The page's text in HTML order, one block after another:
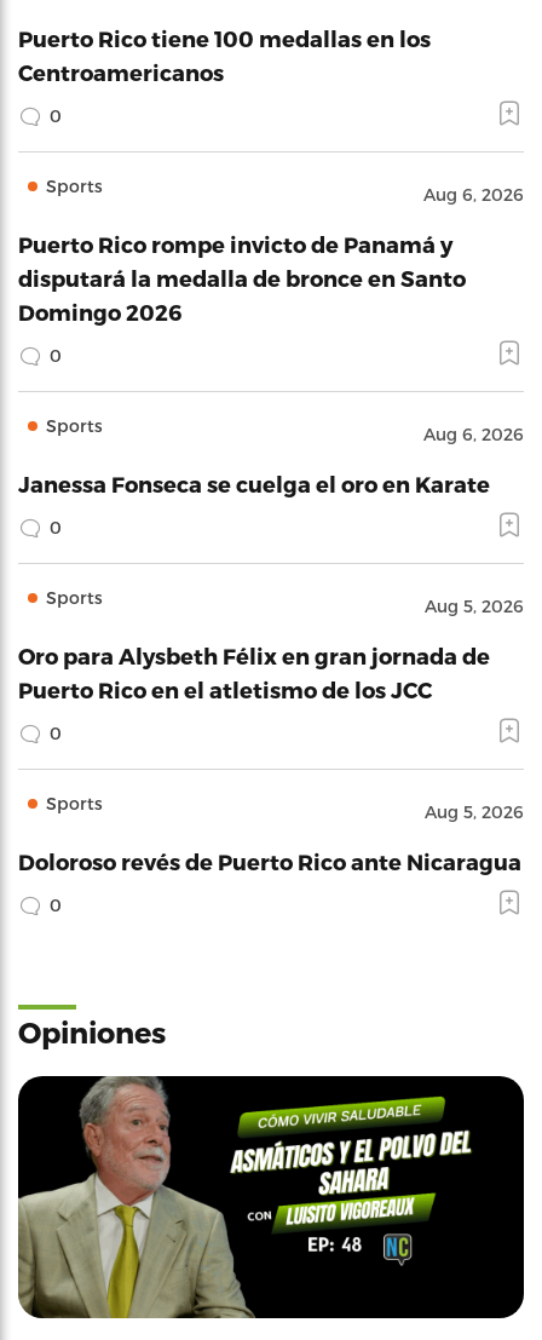
Puerto Rico tiene 100 medallas en los
Centroamericanos
0
Sports Aug 6, 2026
Puerto Rico rompe invicto de Panamá y
disputará la medalla de bronce en Santo
Domingo 2026
0
Sports Aug 6, 2026
Janessa Fonseca se cuelga el oro en Karate
0
Sports Aug 5, 2026
Oro para Alysbeth Félix en gran jornada de
Puerto Rico en el atletismo de los JCC
0
Sports Aug 5, 2026
Doloroso revés de Puerto Rico ante Nicaragua
0
Opiniones